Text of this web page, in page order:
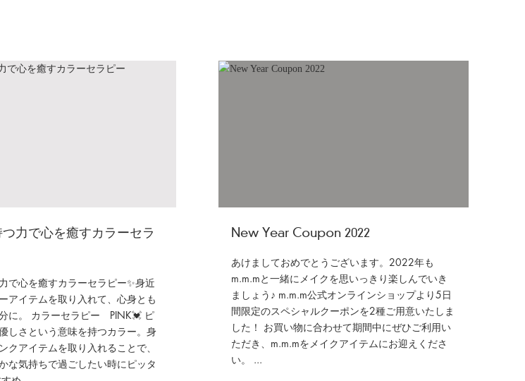
つ力で心を癒すカラーセラ
で心を癒すカラーセラピー✨身近
アイテムを取り入れて、心身とも
に。 カラーセラピー PINK💓 ピ
しさという意味を持つカラー。身
クアイテムを取り入れることで、
な気持ちで過ごしたい時にピッタ
New Year Coupon 2022
あけましておめでとうございます。2022年も
m.m.mと一緒にメイクを思いっきり楽しんでいき
ましょう♪ m.m.m公式オンラインショップより5日
間限定のスペシャルクーポンを2種ご用意いたしま
した！ お買い物に合わせて期間中にぜひご利用い
ただき、m.m.mをメイクアイテムにお迎えくださ
い。 ...